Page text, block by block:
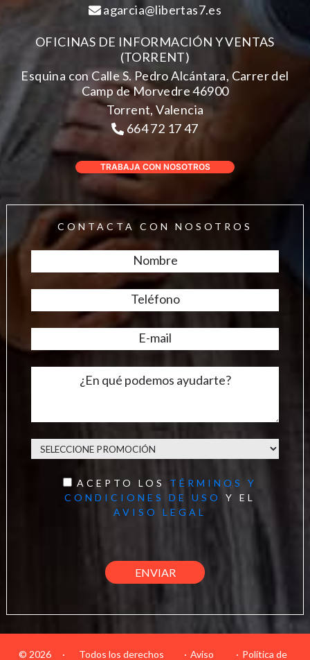
agarcia@libertas7.es
OFICINAS DE INFORMACIÓN Y VENTAS
(TORRENT)
Esquina con Calle S. Pedro Alcántara, Carrer del
Camp de Morvedre 46900
Torrent, Valencia
664 72 17 47
TRABAJA CON NOSOTROS
CONTACTA CON NOSOTROS
ACEPTO LOS TÉRMINOS Y
CONDICIONES DE USO
Y EL
AVISO LEGAL
© 2026 · Todos los derechos Aviso Política de